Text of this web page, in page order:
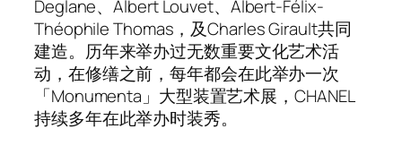
Deglane、Albert Louvet、Albert-Félix-
Théophile Thomas，及Charles Girault共同
建造。历年来举办过无数重要文化艺术活
动，在修缮之前，每年都会在此举办一次
「Monumenta」大型装置艺术展，CHANEL
持续多年在此举办时装秀。